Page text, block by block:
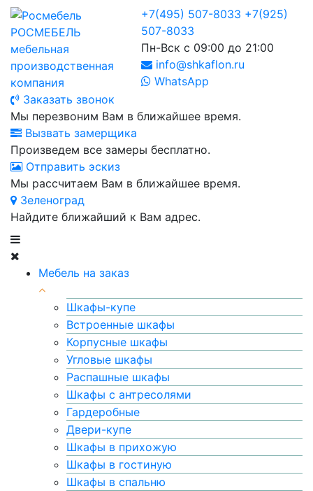
РОСМЕБЕЛЬ
мебельная
производственная
компания
+7(495) 507-8033 +7(925)
507-8033
Пн-Вск с 09:00 до 21:00
info@shkaflon.ru
WhatsApp
Заказать звонок
Мы перезвоним Вам в ближайшее время.
Вызвать замерщика
Произведем все замеры бесплатно.
Отправить эскиз
Мы рассчитаем Вам в ближайшее время.
Зеленоград
Найдите ближайший к Вам адрес.
Мебель на заказ
Шкафы-купе
Встроенные шкафы
Корпусные шкафы
Угловые шкафы
Распашные шкафы
Шкафы с антресолями
Гардеробные
Двери-купе
Шкафы в прихожую
Шкафы в гостиную
Шкафы в спальню